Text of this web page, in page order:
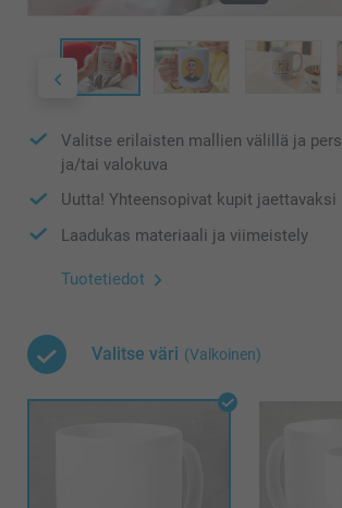
Valitse erilaisten mallien välillä ja
ja/tai valokuva
Uutta! Yhteensopivat kupit jaettavaksi
Laadukas materiaali ja viimeistely
Tuotetiedot
Valitse väri (Valkoinen)